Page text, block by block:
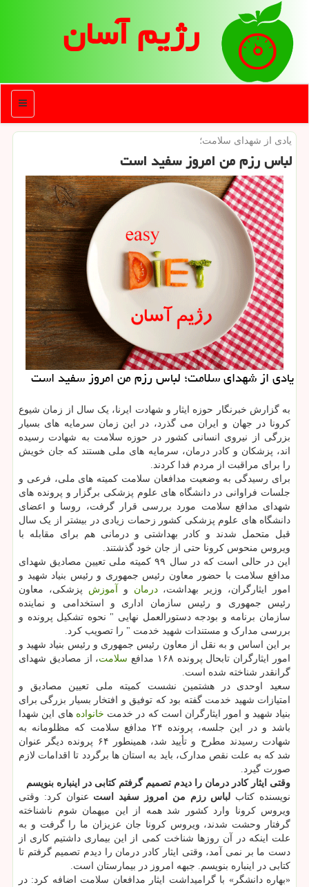
رژیم آسان
منو
یادی از شهدای سلامت؛
لباس رزم من امروز سفید است
یادی از شهدای سلامت؛ لباس رزم من امروز سفید است
به گزارش خبرنگار حوزه ایثار و شهادت ایرنا، یک سال از زمان شیوع
کرونا در جهان و ایران می گذرد، در این زمان سرمایه های بسیار
بزرگی از نیروی انسانی کشور در حوزه سلامت به شهادت رسیده
اند، پزشکان و کادر درمان، سرمایه های ملی هستند که جان خویش
را برای مراقبت از مردم فدا کردند.
برای رسیدگی به وضعیت مدافعان سلامت کمیته های ملی، فرعی و
جلسات فراوانی در دانشگاه های علوم پزشکی برگزار و پرونده های
شهدای مدافع سلامت مورد بررسی قرار گرفت، روسا و اعضای
دانشگاه های علوم پزشکی کشور زحمات زیادی در بیشتر از یک سال
قبل متحمل شدند و کادر بهداشتی و درمانی هم برای مقابله با
ویروس منحوس کرونا حتی از جان خود گذشتند.
این در حالی است که در سال ۹۹ کمیته ملی تعیین مصادیق شهدای
مدافع سلامت با حضور معاون رئیس جمهوری و رئیس بنیاد شهید و
امور ایثارگران، وزیر بهداشت،درمان و آموزش پزشکی، معاون
رئیس جمهوری و رئیس سازمان اداری و استخدامی و نماینده
سازمان برنامه و بودجه دستورالعمل نهایی " نحوه تشکیل پرونده و
بررسی مدارک و مستندات شهید خدمت " را تصویب کرد.
بر این اساس و به نقل از معاون رئیس جمهوری و رئیس بنیاد شهید و
امور ایثارگران تابحال پرونده ۱۶۸ مدافع
سلامت، از مصادیق شهدای
گرانقدر شناخته شده است.
سعید اوحدی در هشتمین نشست کمیته ملی تعیین مصادیق و
امتیازات شهید خدمت گفته بود که توفیق و افتخار بسیار بزرگی برای
بنیاد شهید و امور ایثارگران است که در خدمت خانواده های این شهدا
باشد و در این جلسه، پرونده ۲۴ مدافع سلامت که مظلومانه به
شهادت رسیدند مطرح و تأیید شد، همینطور ۶۴ پرونده دیگر عنوان
شد که به علت نقص مدارک، باید به استان ها برگردد تا اقدامات لازم
صورت گیرد.
وقتی ایثار کادر درمان را دیدم تصمیم گرفتم کتابی در اینباره بنویسم
نویسنده کتاب لباس رزم من امروز سفید است عنوان کرد: وقتی
ویروس کرونا وارد کشور شد همه از این میهمان شوم ناشناخته
گرفتار وحشت شدند، ویروس کرونا جان عزیزان ما را گرفت و به
علت اینکه در آن روزها شناخت کمی از این بیماری داشتیم کاری از
دست ما بر نمی آمد، وقتی ایثار کادر درمان را دیدم تصمیم گرفتم تا
کتابی در اینباره بنویسم. جبهه امروز در بیمارستان است.
«بهاره دانشگر» با گرامیداشت ایثار مدافعان سلامت اضافه کرد: در